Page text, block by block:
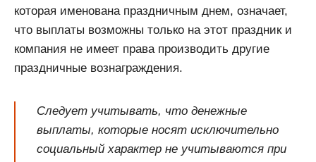
которая именована праздничным днем, означает,
что выплаты возможны только на этот праздник и
компания не имеет права производить другие
праздничные вознаграждения.
Следует учитывать, что денежные
выплаты, которые носят исключительно
социальный характер не учитываются при